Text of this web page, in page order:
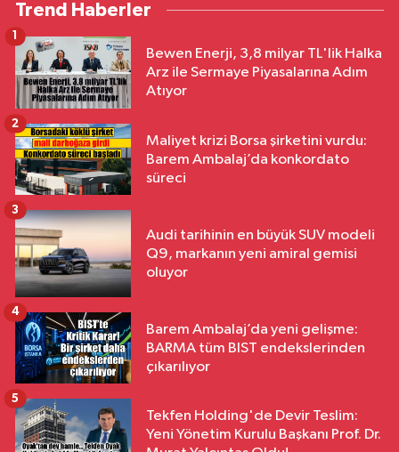
Trend Haberler
Bewen Enerji, 3,8 milyar TL'lik Halka
Arz ile Sermaye Piyasalarına Adım
Atıyor
Maliyet krizi Borsa şirketini vurdu:
Barem Ambalaj’da konkordato
süreci
2
Audi tarihinin en büyük SUV modeli
Q9, markanın yeni amiral gemisi
oluyor
3
Barem Ambalaj’da yeni gelişme:
BARMA tüm BIST endekslerinden
çıkarılıyor
4
Tekfen Holding'de Devir Teslim:
Yeni Yönetim Kurulu Başkanı Prof. Dr.
5